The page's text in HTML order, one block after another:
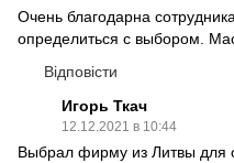
Очень благодарна
определиться с выбором.
Відповісти
Игорь Ткач
12.12.2021 в 10:44
Выбрал фирму из Литвы для